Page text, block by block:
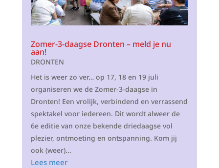
Zomer-3-daagse Dronten – meld je nu
aan!
DRONTEN
Het is weer zo ver… op 17, 18 en 19 juli
organiseren we de Zomer-3-daagse in
Dronten! Een vrolijk, verbindend en verrassend
spektakel voor iedereen. Dit wordt alweer de
6e editie van onze bekende driedaagse vol
plezier, ontmoeting en ontspanning. Kom jij
ook (weer)...
Lees meer